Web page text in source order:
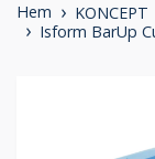
Hem KONCEPT
Isform BarUp